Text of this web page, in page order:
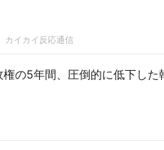
カイカイ反応通信
権の5年間、圧倒的に低下し